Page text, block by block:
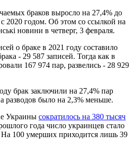
браков выросло на 27,4% до
2020 годом. Об этом со ссылкой на
новини в четверг, 3 февраля.
о браке в 2021 году составило
- 29 587 записей. Тогда как в
167 974 пар, развелись - 28 929
брак заключили на 27,4% пар
разводов было на 2,3% меньше.
Украины сократилось на 380 тысяч
года число украинцев стало
100 умерших приходится лишь 39